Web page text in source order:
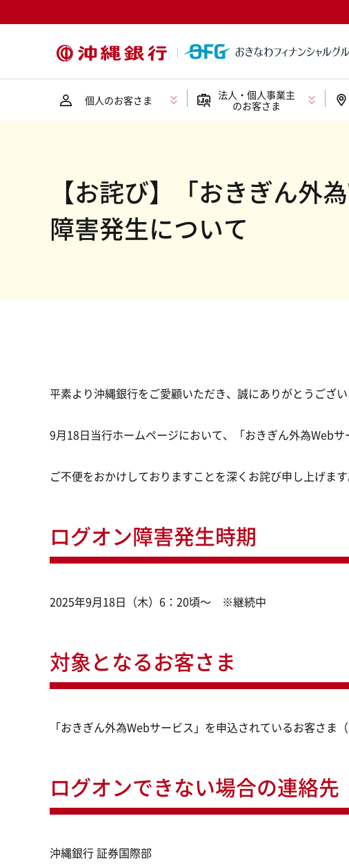
個人のお客さま
法人・個人事業主
のお客さま
【お詫び】「おきぎん
障害発生について
平素より沖縄銀行をご愛顧いただき、誠にありがとうござい
9月18日当行ホームページにおいて、「おきぎん外為Web
ご不便をおかけしておりますことを深くお詫び申し上げます
ログオン障害発生時期
2025年9月18日（木）6：20頃～ ※継続中
対象となるお客さま
「おきぎん外為Webサービス」を申込されているお客さ
ログオンできない場合の連絡先
沖縄銀行 証券国際部